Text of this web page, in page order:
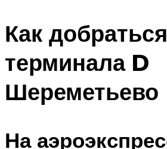
Как
терминала D
Шереметьево
На